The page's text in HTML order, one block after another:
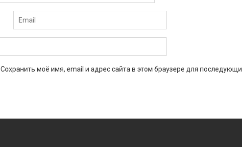
Сохранить моё имя, email и адрес сайта в этом браузере для